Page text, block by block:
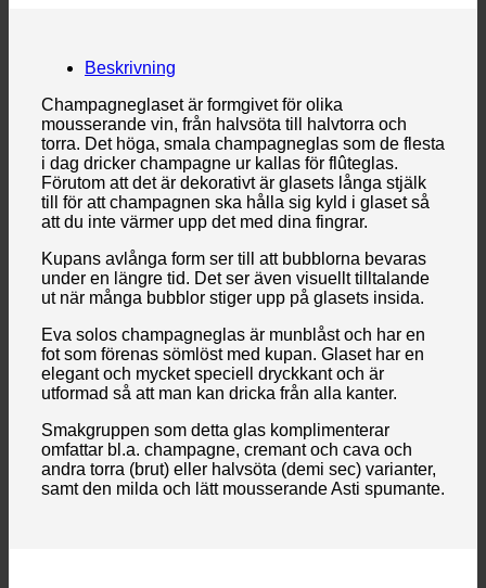
Beskrivning
Champagneglaset är formgivet för olika
mousserande vin, från halvsöta till halvtorra och
torra. Det höga, smala champagneglas som de flesta
i dag dricker champagne ur kallas för flûteglas.
Förutom att det är dekorativt är glasets långa stjälk
till för att champagnen ska hålla sig kyld i glaset så
att du inte värmer upp det med dina fingrar.
Kupans avlånga form ser till att bubblorna bevaras
under en längre tid. Det ser även visuellt tilltalande
ut när många bubblor stiger upp på glasets insida.
Eva solos champagneglas är munblåst och har en
fot som förenas sömlöst med kupan. Glaset har en
elegant och mycket speciell dryckkant och är
utformad så att man kan dricka från alla kanter.
Smakgruppen som detta glas komplimenterar
omfattar bl.a. champagne, cremant och cava och
andra torra (brut) eller halvsöta (demi sec) varianter,
samt den milda och lätt mousserande Asti spumante.